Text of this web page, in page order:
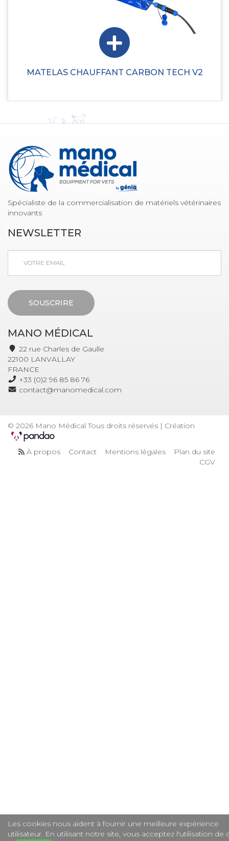
Les cookies nous aident à fournir une meilleure expérience
utilisateur. En utilisant notre site, vous acceptez l'utilisation de
MATELAS CHAUFFANT CARBON TECH V2
Spécialiste de la commercialisation de matériels vétérinaires
innovants
NEWSLETTER
SOUSCRIRE
MANO MÉDICAL
22 rue Charles de Gaulle
22100 LANVALLAY
FRANCE
+33 (0)2 96 85 86 76
contact@manomedical.com
© 2026 Mano Médical Tous droits réservés | Création
À propos Contact Mentions légales
Plan du site
CGV